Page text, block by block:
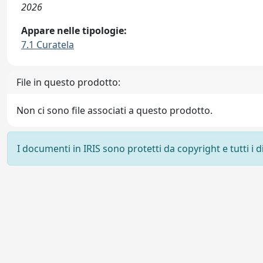
2026
Appare nelle tipologie:
7.1 Curatela
File in questo prodotto:
Non ci sono file associati a questo prodotto.
I documenti in IRIS sono protetti da copyright e tutti i